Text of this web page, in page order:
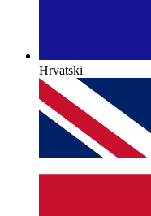
Hrvatski